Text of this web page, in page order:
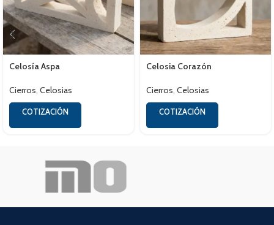
Celosía Aspa
Cierros, Celosias
COTIZACIÓN
Celosia Corazón
Cierros, Celosias
COTIZACIÓN